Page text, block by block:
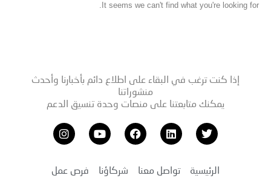
It seems we can't find what you're looking for.
إذا كنت ترغب في البقاء على اطلاع دائم بأخبارنا وأحدث
منشوراتنا
يمكنك متابعتنا على منصات وحدة تنسيق الدعم
الرئيسية تواصل معنا شركاؤنا فرص عمل